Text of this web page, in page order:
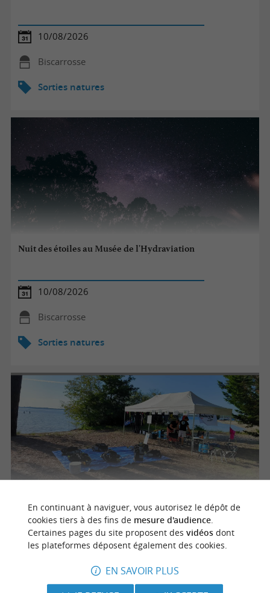
10/08/2026
Biscarrosse
Sorties natures
Nuit des étoiles au Musée de l'Hydraviation
10/08/2026
Biscarrosse
Sorties natures
Baptème de plongée
15/08/2026
En continuant à naviguer, vous autorisez le dépôt de
cookies tiers à des fins de mesure d'audience.
Certaines pages du site proposent des vidéosdont
les plateformes déposent également des cookies.
EN SAVOIR PLUS